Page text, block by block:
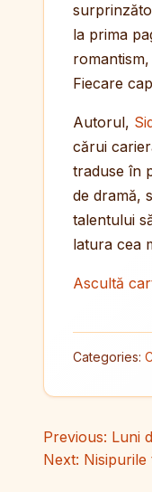
la prima
Fiecare
Autorul,
cărui
traduse în
de dramă,
talentului
latura cea
Ascultă
Categories:
Navigare
Previous: Luni
Next: Nisipurile